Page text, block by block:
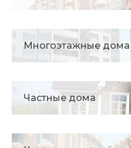
Многоэтажные дома
Частные дома